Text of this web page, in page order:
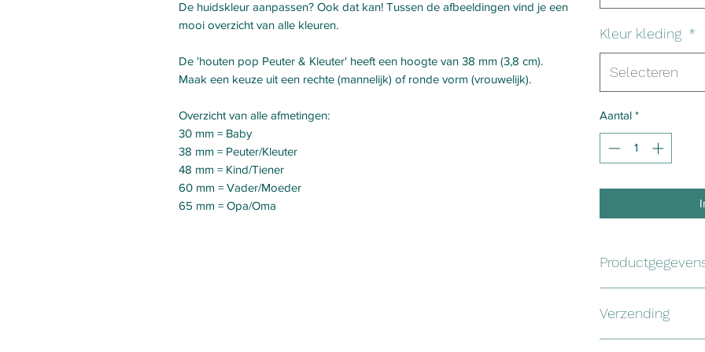
De huidskleur aanpassen? Ook dat kan! Tussen de afbeeldingen vind je een
mooi overzicht van alle kleuren.
De 'houten pop Peuter & Kleuter' heeft een hoogte van 38 mm (3,8 cm).
Maak een keuze uit een rechte (mannelijk) of ronde vorm (vrouwelijk).
Overzicht van alle afmetingen:
30 mm = Baby
38 mm = Peuter/Kleuter
48 mm = Kind/Tiener
60 mm = Vader/Moeder
65 mm = Opa/Oma
Kleur kleding *
Selecteren
Aantal *
beukenhout en
Verzending